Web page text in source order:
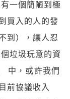
一個簡陋到極
買入的人的發
到），讓人忍
垃圾玩意的資
中，或許我們
前協議收入